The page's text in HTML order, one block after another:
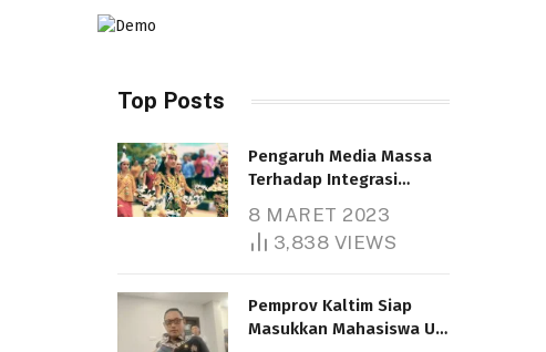
Top Posts
Pengaruh Media Massa
Terhadap Integrasi
8 MARET 2023
3,838 VIEWS
Pemprov Kaltim Siap
Masukkan Mahasiswa UT